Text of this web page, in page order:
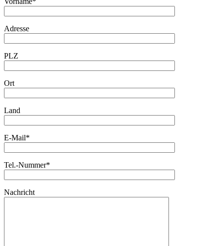
Adresse
PLZ
Ort
Land
E-Mail*
Tel.-Nummer*
Nachricht